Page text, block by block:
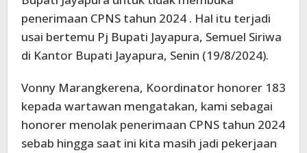
penerimaan CPNS tahun 2024 . Hal itu terjadi
usai bertemu Pj Bupati Jayapura, Semuel Siriwa
di Kantor Bupati Jayapura, Senin (19/8/2024).
Vonny Marangkerena, Koordinator honorer 183
kepada wartawan mengatakan, kami sebagai
honorer menolak penerimaan CPNS tahun 2024
sebab hingga saat ini kita masih jadi pekerjaan